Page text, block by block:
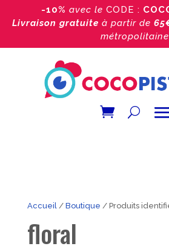
-10% avec le CODE :
Livraison gratuite à partir de
Accueil/ Boutique / Produits
floral